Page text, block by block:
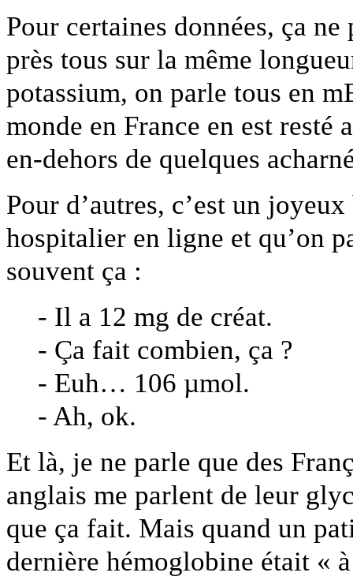
Pour certaines données, ça
près tous sur la même
potassium, on parle tous en
monde en France en est resté
en-dehors de quelques
Pour d’autres, c’est un
hospitalier en ligne et qu’on
souvent ça :
- Il a 12 mg de créat.
- Ça fait combien, ça ?
- Euh… 106 µmol.
- Ah, ok.
Et là, je ne parle que des
anglais me parlent de leur
que ça fait. Mais quand un
dernière hémoglobine était «